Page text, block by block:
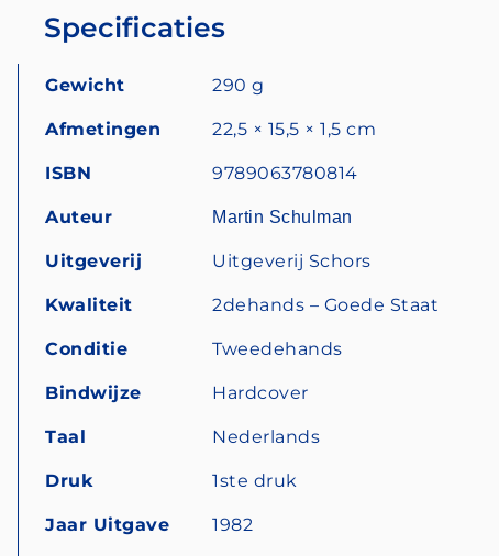
Specificaties
Gewicht 290 g
Afmetingen 22,5 × 15,5 × 1,5 cm
ISBN 9789063780814
Auteur Martin Schulman
Uitgeverij Uitgeverij Schors
Kwaliteit 2dehands – Goede Staat
Conditie Tweedehands
Bindwijze Hardcover
Taal Nederlands
Druk 1ste druk
Jaar Uitgave 1982